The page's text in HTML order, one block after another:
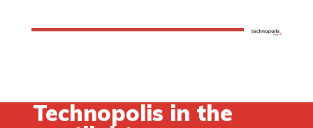
Technopolis in the